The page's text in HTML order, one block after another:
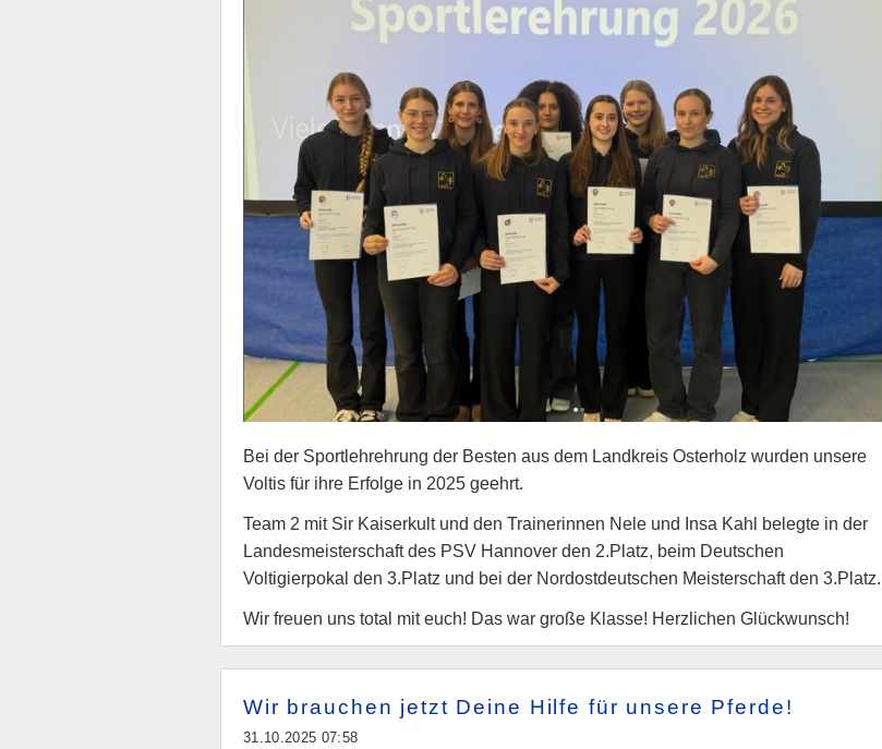
Bei der Sportlehrehrung der Besten aus dem Landkreis Osterholz wurden unsere
Voltis für ihre Erfolge in 2025 geehrt.
Team 2 mit Sir Kaiserkult und den Trainerinnen Nele und Insa Kahl belegte in der
Landesmeisterschaft des PSV Hannover den 2.Platz, beim Deutschen
Voltigierpokal den 3.Platz und bei der Nordostdeutschen Meisterschaft den 3.Platz.
Wir freuen uns total mit euch! Das war große Klasse! Herzlichen Glückwunsch!
Wir brauchen jetzt Deine Hilfe für unsere Pferde!
31.10.2025 07:58